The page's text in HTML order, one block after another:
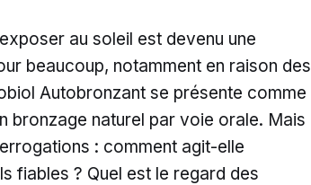
au soleil est devenu une
beaucoup, notamment en raison des
Autobronzant se présente comme
bronzage naturel par voie orale. Mais
: comment agit-elle
fiables ? Quel est le regard des